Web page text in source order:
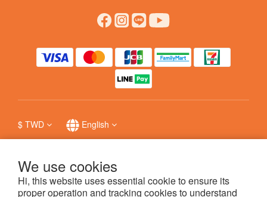
We use cookies
Hi, this website uses essential cookie to ensure its
proper operation and tracking cookies to understand
$ TWD English
提醒您，我們不會以電話或簡訊方式通知變更付款方式，防詐詳情 。